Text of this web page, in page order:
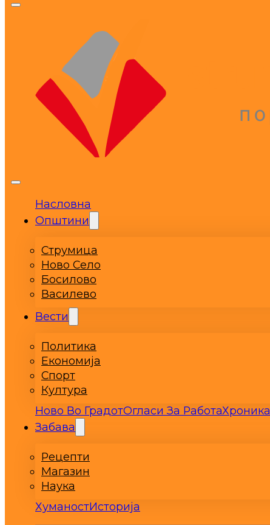
Насловна
Општини
Струмица
Ново Село
Босилово
Василево
Вести
Политика
Економија
Спорт
Култура
Ново Во ГрадотОгласи За РаботаХроника
Забава
Рецепти
Магазин
Наука
ХуманостИсторија